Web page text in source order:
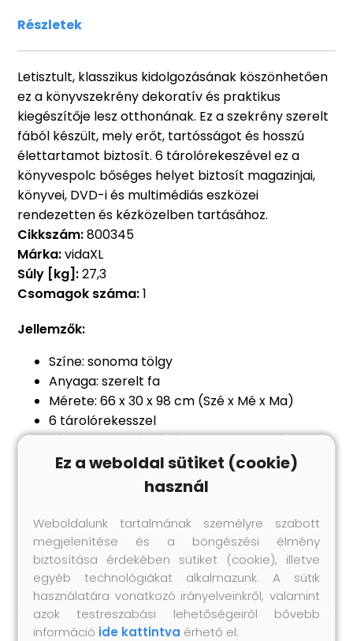
Részletek
Letisztult, klasszikus kidolgozásának köszönhetően
ez a könyvszekrény dekoratív és praktikus
kiegészítője lesz otthonának. Ez a szekrény szerelt
fából készült, mely erőt, tartósságot és hosszú
élettartamot biztosít. 6 tárolórekeszével ez a
könyvespolc bőséges helyet biztosít magazinjai,
könyvei, DVD-i és multimédiás eszközei
rendezetten és kézközelben tartásához.
Cikkszám:800345
Márka:vidaXL
Súly [kg]:27,3
Csomagok száma:1
Jellemzők:
Színe: sonoma tölgy
Anyaga: szerelt fa
Mérete: 66 x 30 x 98 cm (Szé x Mé x Ma)
6 tárolórekesszel
Vízszintesen tálalóként is használható
Figyelem:a falon belüli csavar(ok) és
dugó(k) nem alaptartozékok. Keressen és
és dugó(ka)t. Ha bizonytalan, kérje
szakember tanácsát. Gondosan olvassa el és
kövesse a használati utasítás minden lépését.
Ez a weboldal sütiket (cookie)
használ
Weboldalunk tartalmának személyre szabott
megjelenítése és a böngészési élmény
biztosítása érdekében sütiket (cookie), illetve
egyéb technológiákat alkalmazunk. A sütik
használatára vonatkozó irányelveinkről, valamint
azok testreszabási lehetőségeiről bővebb
információ ide kattintva érhető el.